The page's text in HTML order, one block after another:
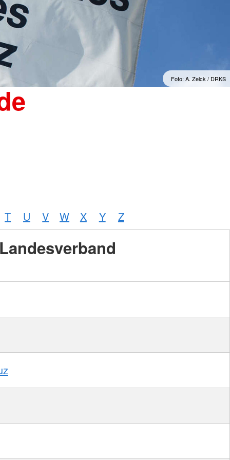
erwachsene Zuwanderer
Gesonderte Beratung und
Betreuung
Suchdienst
Foto: A. Zelck / DRKS
T U V W X Y Z